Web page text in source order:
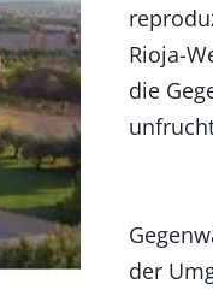
Rioja-
die
der